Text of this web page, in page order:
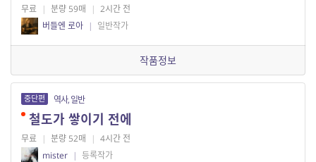
무료 | 분량 59매 | 2시간 전
버들엔 로아 | 일반작가
작품정보
중단편 역사, 일반
철도가 쌓이기 전에
무료 | 분량 52매 | 4시간 전
mister | 등록작가